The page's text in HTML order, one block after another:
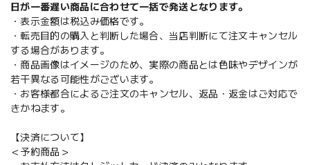
日が一番遅い商品に合わせて一括で発送となります。
・表示金額は税込み価格です。
・転売目的の購入と判断した場合、当店判断にて注文キャンセル
する場合があります。
・商品画像はイメージのため、実際の商品とは色味やデザインが
若干異なる可能性がございます。
・お客様都合によるご注文のキャンセル、返品・返金はご対応で
きかねます。
【決済について】
＜予約商品＞